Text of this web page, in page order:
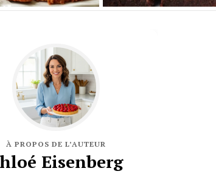
À PROPOS DE L’AUTEUR
Eisenberg